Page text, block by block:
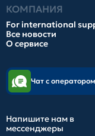
КОМПАНИЯ
For international
Все новости
О сервисе
Чат с оператором
Напишите нам в
мессенджеры